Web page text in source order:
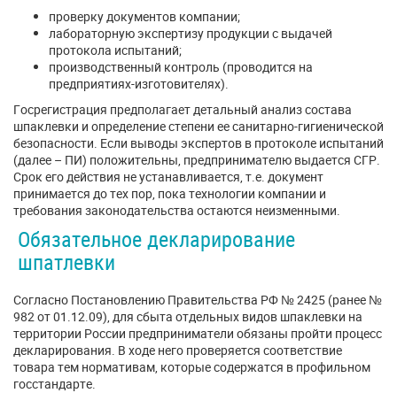
проверку документов компании;
лабораторную экспертизу продукции с выдачей
протокола испытаний;
производственный контроль (проводится на
предприятиях-изготовителях).
Госрегистрация предполагает детальный анализ состава
шпаклевки и определение степени ее санитарно-гигиенической
безопасности. Если выводы экспертов в протоколе испытаний
(далее – ПИ) положительны, предпринимателю выдается СГР.
Срок его действия не устанавливается, т.е. документ
принимается до тех пор, пока технологии компании и
требования законодательства остаются неизменными.
Обязательное декларирование
шпатлевки
Согласно Постановлению Правительства РФ № 2425 (ранее №
982 от 01.12.09), для сбыта отдельных видов шпаклевки на
территории России предприниматели обязаны пройти процесс
декларирования. В ходе него проверяется соответствие
товара тем нормативам, которые содержатся в профильном
госстандарте.